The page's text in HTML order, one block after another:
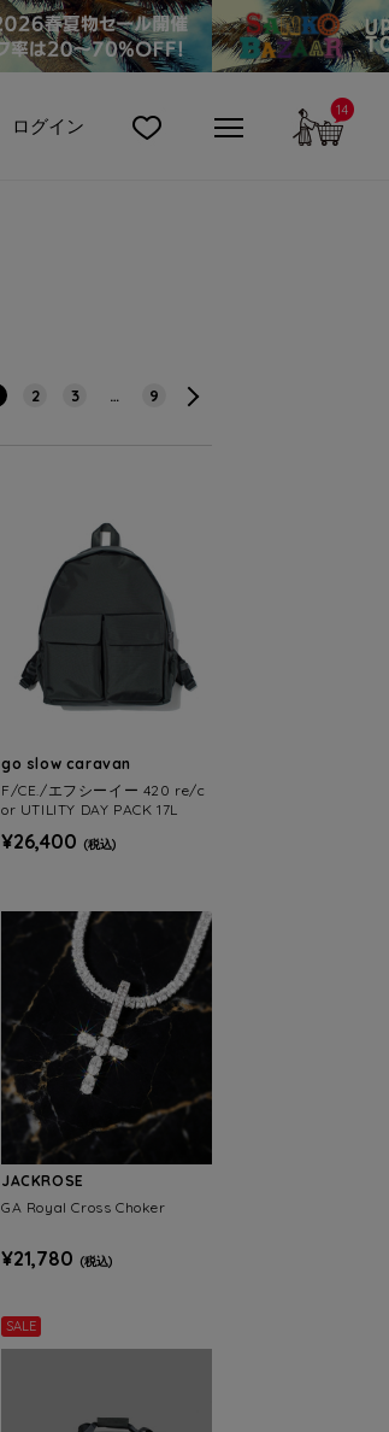
ログイン
14カー
2 3 … 9
go slow caravan
F/CE./エフシーイー 420 re/c
or UTILITY DAY PACK 17L
¥26,400 (税込)
JACKROSE
GA Royal Cross Choker
¥21,780 (税込)
SALE